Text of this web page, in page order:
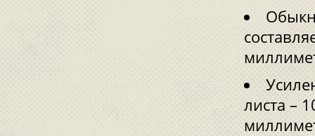
листа –